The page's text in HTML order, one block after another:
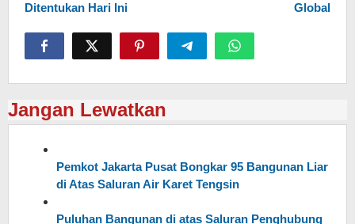
Ditentukan Hari Ini
Global
Jangan Lewatkan
Pemkot Jakarta Pusat Bongkar 95 Bangunan Liar
di Atas Saluran Air Karet Tengsin
Puluhan Bangunan di atas Saluran Penghubung